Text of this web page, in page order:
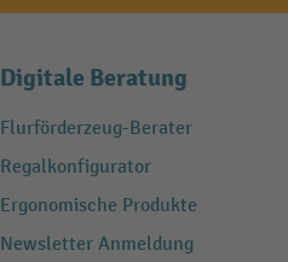
Digitale Beratung
Flurförderzeug-Berater
Regalkonfigurator
Ergonomische Produkte
Newsletter Anmeldung